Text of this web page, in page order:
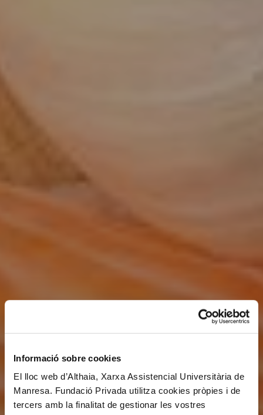
Informació sobre cookies
El lloc web d’Althaia, Xarxa Assistencial Universitària de
Manresa. Fundació Privada utilitza cookies pròpies i de
tercers amb la finalitat de gestionar les vostres